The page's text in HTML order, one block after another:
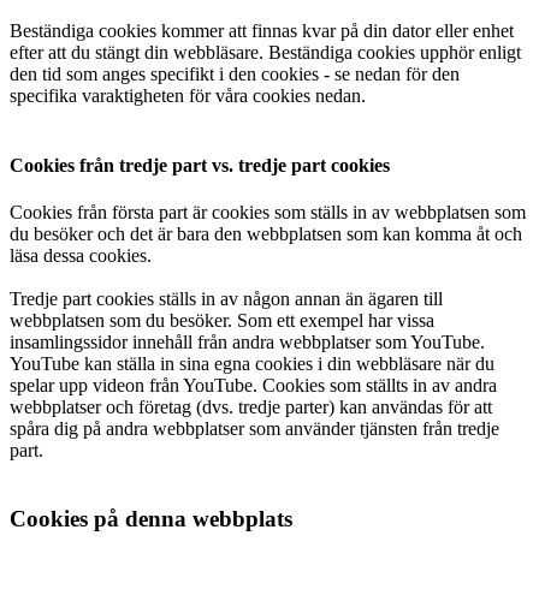
Beständiga cookies kommer att finnas kvar på din dator eller enhet
efter att du stängt din webbläsare. Beständiga cookies upphör enligt
den tid som anges specifikt i den cookies - se nedan för den
specifika varaktigheten för våra cookies nedan.
Cookies från tredje part vs. tredje part cookies
Cookies från första part är cookies som ställs in av webbplatsen som
du besöker och det är bara den webbplatsen som kan komma åt och
läsa dessa cookies.
Tredje part cookies ställs in av någon annan än ägaren till
webbplatsen som du besöker. Som ett exempel har vissa
insamlingssidor innehåll från andra webbplatser som YouTube.
YouTube kan ställa in sina egna cookies i din webbläsare när du
spelar upp videon från YouTube. Cookies som ställts in av andra
webbplatser och företag (dvs. tredje parter) kan användas för att
spåra dig på andra webbplatser som använder tjänsten från tredje
part.
Cookies på denna webbplats